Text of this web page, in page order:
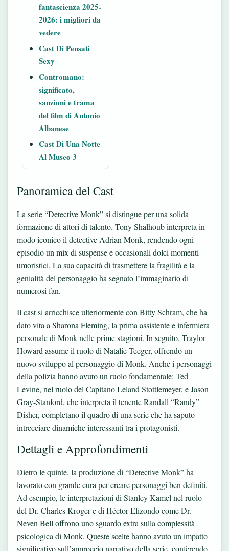
fantascienza 2025-
2026: i migliori da
vedere
Cast Di Pensati
Sexy
Contromano:
significato,
sanzioni e trama
del film di Antonio
Albanese
Cast Di Una Notte
Al Museo 3
Panoramica del Cast
La serie “Detective Monk” si distingue per una solida
formazione di attori di talento. Tony Shalhoub interpreta in
modo iconico il detective Adrian Monk, rendendo ogni
episodio un mix di suspense e occasionali dolci momenti
umoristici. La sua capacità di trasmettere la fragilità e la
genialità del personaggio ha segnato l’immaginario di
numerosi fan.
Il cast si arricchisce ulteriormente con Bitty Schram, che ha
dato vita a Sharona Fleming, la prima assistente e infermiera
personale di Monk nelle prime stagioni. In seguito, Traylor
Howard assume il ruolo di Natalie Teeger, offrendo un
nuovo sviluppo al personaggio di Monk. Anche i personaggi
della polizia hanno avuto un ruolo fondamentale: Ted
Levine, nel ruolo del Capitano Leland Stottlemeyer, e Jason
Gray-Stanford, che interpreta il tenente Randall “Randy”
Disher, completano il quadro di una serie che ha saputo
intrecciare dinamiche interessanti tra i protagonisti.
Dettagli e Approfondimenti
Dietro le quinte, la produzione di “Detective Monk” ha
lavorato con grande cura per creare personaggi ben definiti.
Ad esempio, le interpretazioni di Stanley Kamel nel ruolo
del Dr. Charles Kroger e di Héctor Elizondo come Dr.
Neven Bell offrono uno sguardo extra sulla complessità
psicologica di Monk. Queste scelte hanno avuto un impatto